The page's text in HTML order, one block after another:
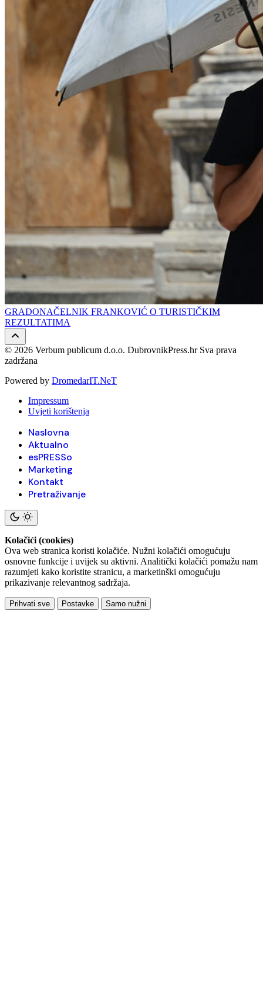
GRADONAČELNIK FRANKOVIĆ O TURISTIČKIM
REZULTATIMA
© 2026 Verbum publicum d.o.o. DubrovnikPress.hr Sva prava
zadržana
Powered by DromedarIT.NeT
Impressum
Uvjeti korištenja
Naslovna
Aktualno
esPRESSo
Marketing
Kontakt
Pretraživanje
Kolačići (cookies)
Ova web stranica koristi kolačiće. Nužni kolačići omogućuju
osnovne funkcije i uvijek su aktivni. Analitički kolačići pomažu nam
razumjeti kako koristite stranicu, a marketinški omogućuju
prikazivanje relevantnog sadržaja.
Prihvati sve Postavke Samo nužni